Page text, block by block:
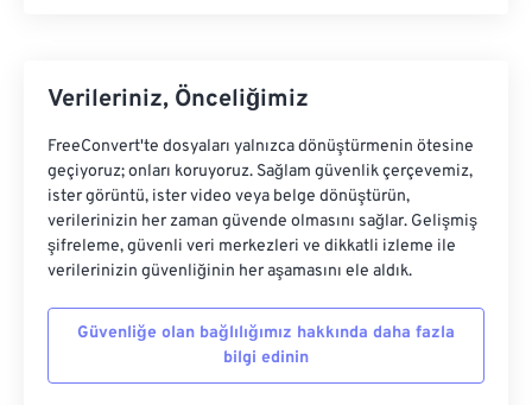
Verileriniz, Önceliğimiz
FreeConvert'te dosyaları yalnızca dönüştürmenin ötesine
geçiyoruz; onları koruyoruz. Sağlam güvenlik çerçevemiz,
ister görüntü, ister video veya belge dönüştürün,
verilerinizin her zaman güvende olmasını sağlar. Gelişmiş
şifreleme, güvenli veri merkezleri ve dikkatli izleme ile
verilerinizin güvenliğinin her aşamasını ele aldık.
Güvenliğe olan bağlılığımız hakkında daha fazla
bilgi edinin